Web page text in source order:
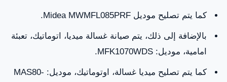
كما يتم تصليح موديل Midea MWMFL085PRF.
بالإضافة إلى ذلك، يتم صيانة غسالة ميديا، اتوماتيك، تعبئة
امامية، موديل: MFK1070WDS.
كما يتم تصليح ميديا غسالة، اوتوماتيك، موديل: MAS80-